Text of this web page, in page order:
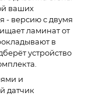
ваших
- версию с двумя
ламинат от
в
устройство
и
датчик